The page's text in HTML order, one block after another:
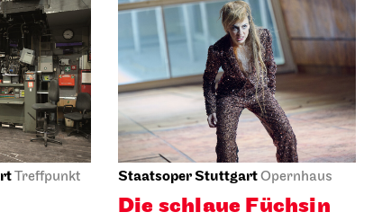
Staatsorchester Stuttgart
Liederhalle, Beethovensaal
1. Sinfonie­konzert
25.10.2026
11:00